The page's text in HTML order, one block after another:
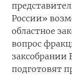
России»
областное
вопрос
заксобрании
подготовят